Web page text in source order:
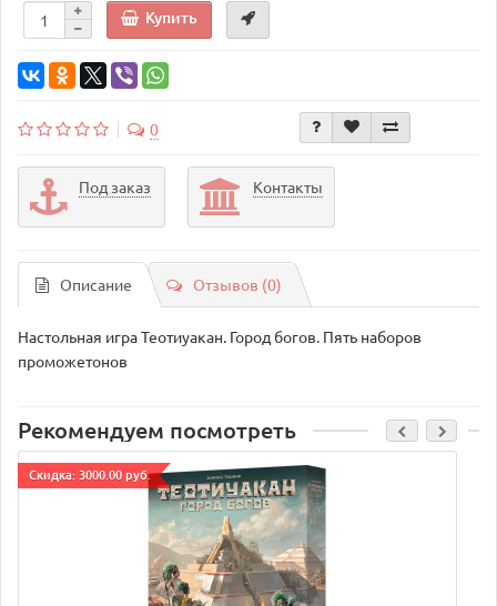
Купить
0
Под заказ Контакты
Описание Отзывов (0)
Настольная игра Теотиуакан. Город богов. Пять наборов
проможетонов
Рекомендуем посмотреть
Cкидка: 3000.00 руб.